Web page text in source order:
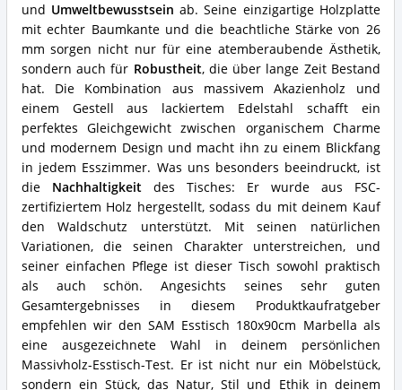
und Umweltbewusstsein ab. Seine einzigartige Holzplatte
mit echter Baumkante und die beachtliche Stärke von 26
mm sorgen nicht nur für eine atemberaubende Ästhetik,
sondern auch für Robustheit, die über lange Zeit Bestand
hat. Die Kombination aus massivem Akazienholz und
einem Gestell aus lackiertem Edelstahl schafft ein
perfektes Gleichgewicht zwischen organischem Charme
und modernem Design und macht ihn zu einem Blickfang
in jedem Esszimmer. Was uns besonders beeindruckt, ist
die Nachhaltigkeitdes Tisches: Er wurde aus FSC-
zertifiziertem Holz hergestellt, sodass du mit deinem Kauf
den Waldschutz unterstützt. Mit seinen natürlichen
Variationen, die seinen Charakter unterstreichen, und
seiner einfachen Pflege ist dieser Tisch sowohl praktisch
als auch schön. Angesichts seines sehr guten
Gesamtergebnisses in diesem Produktkaufratgeber
empfehlen wir den SAM Esstisch 180x90cm Marbella als
eine ausgezeichnete Wahl in deinem persönlichen
Massivholz-Esstisch-Test. Er ist nicht nur ein Möbelstück,
sondern ein Stück, das Natur, Stil und Ethik in deinem